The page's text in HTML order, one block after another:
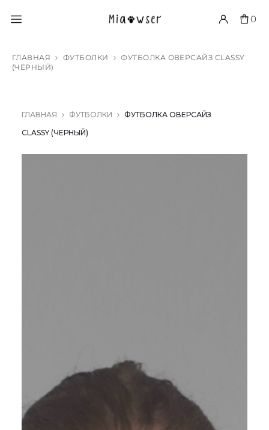
0
ГЛАВНАЯ ФУТБОЛКИ
ФУТБОЛКА ОВЕРСАЙЗ CLASSY
(ЧЕРНЫЙ)
ГЛАВНАЯ ФУТБОЛКИ
ФУТБОЛКА ОВЕРСАЙЗ
CLASSY (ЧЕРНЫЙ)